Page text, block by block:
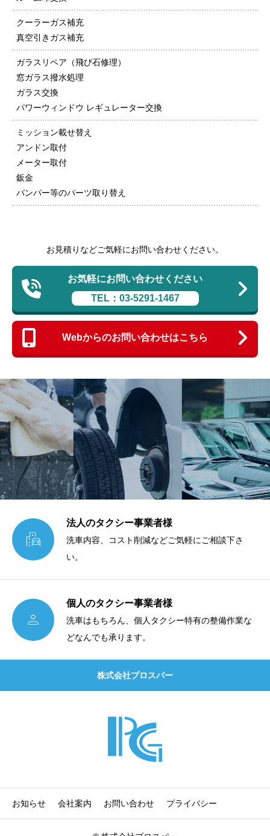
クーラーガス補充
真空引きガス補充
ガラスリペア（飛び石修理）
窓ガラス撥水処理
ガラス交換
パワーウィンドウ レギュレーター交換
ミッション載せ替え
アンドン取付
メーター取付
鈑金
バンパー等のパーツ取り替え
お見積りなどご気軽にお問い合わせください。
お気軽にお問い合わせください
TEL：03-5291-1467
Webからのお問い合わせはこちら

法人のタクシー事業者様
洗車内容、コスト削減などご気軽にご相談下さ
い。

個人のタクシー事業者様
洗車はもちろん、個人タクシー特有の整備作業な
どなんでも承ります。
株式会社プロスパー
お知らせ 会社案内 お問い合わせ プライバシー